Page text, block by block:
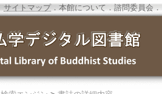
サイトマップ．本館について ． 諮問委員会 ．